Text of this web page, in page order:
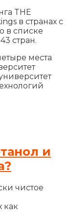
THE
в странах с
в списке
стран.
места
и
чистое
как